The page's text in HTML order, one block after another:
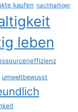
kaufen nachhaltiger
leben
umweltbewusst